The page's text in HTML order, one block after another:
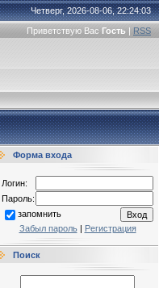
Четверг, 2026-08-06, 22:24:03
Приветствую Вас Гость | RSS
Форма входа
Логин:
Пароль:
запомнить
Забыл пароль| Регистрация
Поиск